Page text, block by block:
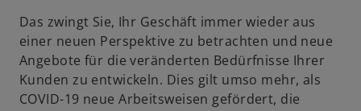
Das zwingt Sie, Ihr Geschäft immer wieder aus
einer neuen Perspektive zu betrachten und neue
Angebote für die veränderten Bedürfnisse Ihrer
Kunden zu entwickeln. Dies gilt umso mehr, als
COVID-19 neue Arbeitsweisen gefördert, die